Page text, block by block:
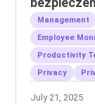
przepisami
Management
Employee
Productivity
Privacy
July 21, 2025